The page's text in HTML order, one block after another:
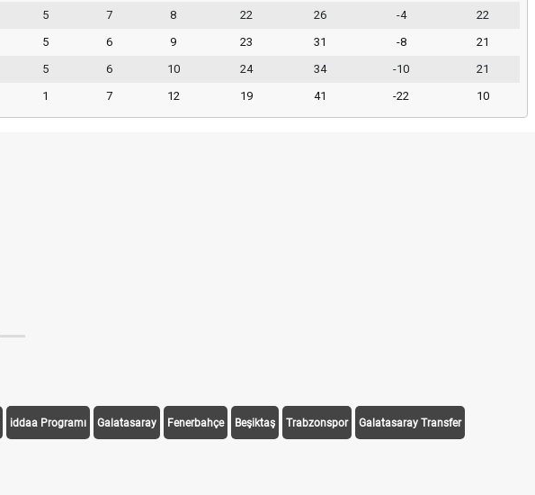
5 7 8 22 26 -4
22
5 6 9 23 31 -8
21
5 6 10 24 34 -10
21
1 7 12 19 41 -22 10
iddaa Programı Galatasaray Fenerbahçe Beşiktaş Trabzonspor Galatasaray Transfer